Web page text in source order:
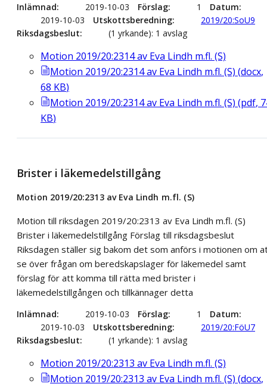
Inlämnad 2019-10-03 Förslag 1
Datum
2019-10-03
Utskottsberedning
2019/20:SoU9
Riksdagsbeslut
(1 yrkande): 1 avslag
Motion 2019/20:2314 av Eva Lindh m.fl. (S)
Motion 2019/20:2314 av Eva Lindh m.fl. (S) (docx,
68 KB)
Motion 2019/20:2314 av Eva Lindh m.fl. (S) (pdf,
KB)
Brister i läkemedelstillgång
Motion 2019/20:2313 av Eva Lindh m.fl. (S)
Motion till riksdagen 2019/20:2313 av Eva Lindh m.fl. (S)
Brister i läkemedelstillgång Förslag till riksdagsbeslut
Riksdagen ställer sig bakom det som anförs i motionen om
se över frågan om beredskapslager för läkemedel samt
förslag för att komma till rätta med brister i
läkemedelstillgången och tillkännager detta
Inlämnad 2019-10-03 Förslag 1
Datum
2019-10-03
Utskottsberedning
2019/20:FöU7
Riksdagsbeslut
(1 yrkande): 1 avslag
Motion 2019/20:2313 av Eva Lindh m.fl. (S)
Motion 2019/20:2313 av Eva Lindh m.fl. (S) (docx,